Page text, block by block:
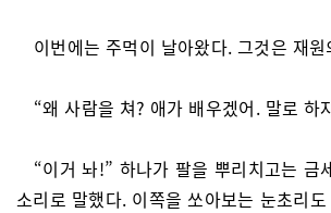
이번에는 주먹이 날아왔다. 그것은 재
“왜 사람을 쳐? 애가 배우겠어. 말로 하
“이거 놔!” 하나가 팔을 뿌리치고는 금
소리로 말했다. 이쪽을 쏘아보는 눈초리